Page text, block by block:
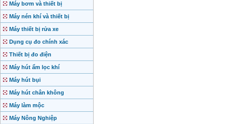
Máy bơm và thiết bị
Máy nén khí và thiết bị
Máy thiết bị rửa xe
Dụng cụ đo chính xác
Thiết bị đo điện
Máy hút ẩm lọc khí
Máy hút bụi
Máy hút chân không
Máy làm mộc
Máy Nông Nghiệp